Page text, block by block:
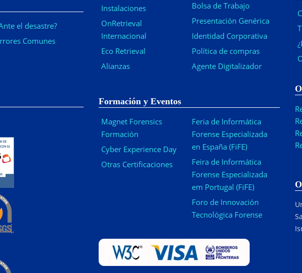
el desastre?
Comunes
Instalaciones
OnRetrieval
Internacional
Eco Retrieval
Alianzas
Bolsa de Trabajo
Presentación Genérica
Identidad Corporativa
Política de compras
Agente Digitalizador
Formación y Eventos
Magnet Forensics
Formación
Cyber Experience Day
Otras Certificaciones
Feria de Informática
Forense Especializada
en España (FiFE)
Feira de Informática
Forense Especializada
em Portugal (FiFE)
Foro de Innovación
Tecnológica Forense